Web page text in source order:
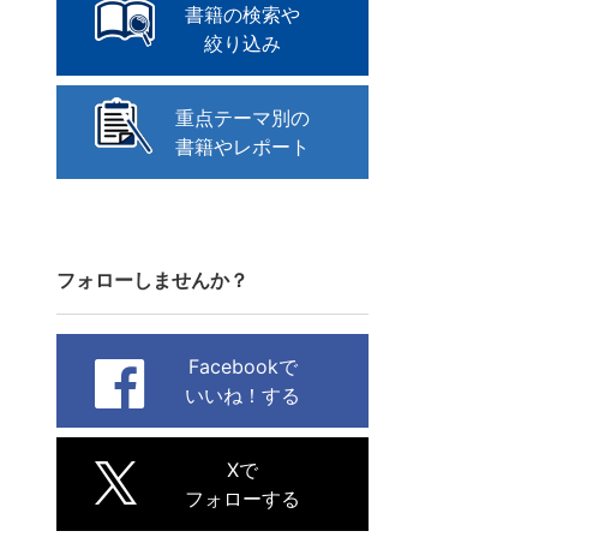
書籍の検索や
絞り込み
重点テーマ別の
書籍やレポート
フォローしませんか？
Facebookで
いいね！する
Xで
フォローする